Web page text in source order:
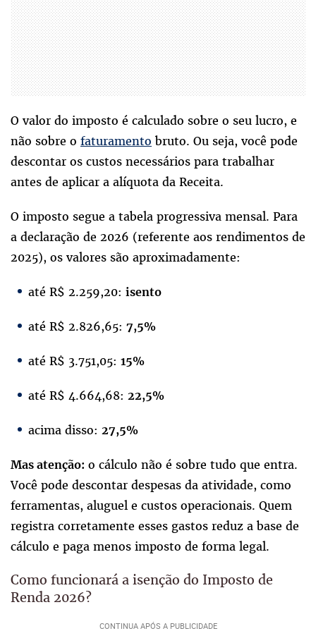
O valor do imposto é calculado sobre o seu lucro, e
não sobre o faturamento bruto. Ou seja, você pode
descontar os custos necessários para trabalhar
antes de aplicar a alíquota da Receita.
O imposto segue a tabela progressiva mensal. Para
a declaração de 2026 (referente aos rendimentos de
2025), os valores são aproximadamente:
até R$ 2.259,20: isento
até R$ 2.826,65: 7,5%
até R$ 3.751,05: 15%
até R$ 4.664,68: 22,5%
acima disso: 27,5%
Mas atenção: o cálculo não é sobre tudo que entra.
Você pode descontar despesas da atividade, como
ferramentas, aluguel e custos operacionais. Quem
registra corretamente esses gastos reduz a base de
cálculo e paga menos imposto de forma legal.
Como funcionará a isenção do Imposto de
Renda 2026?